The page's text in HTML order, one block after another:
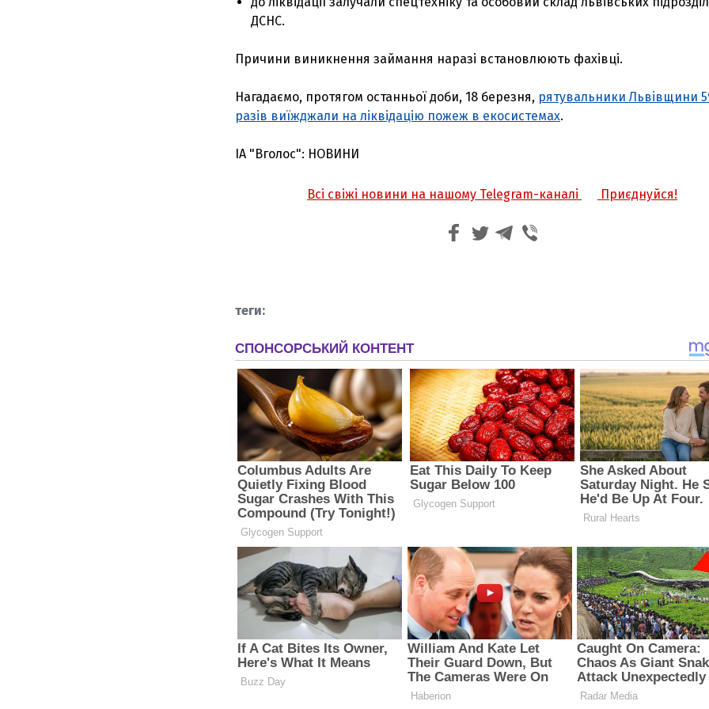
ДСНС.
Причини виникнення займання наразі встановлюють фахівці.
Нагадаємо, протягом останньої доби, 18 березня, рятувальники Львівщини
разів виїжджали на ліквідацію пожеж в екосистемах.
ІА "Вголос": НОВИНИ
Всі свіжі новини на нашому Telegram-каналі Приєднуйся!